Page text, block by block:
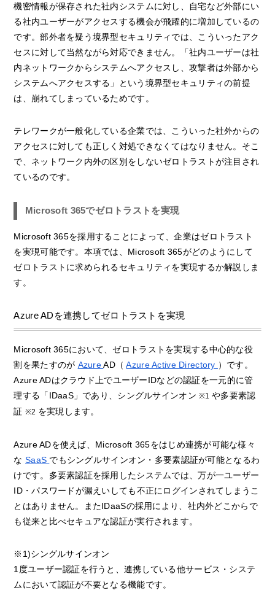
機密情報が保存された社内システムに対し、自宅など外部にい
る社内ユーザーがアクセスする機会が飛躍的に増加しているの
です。部外者を疑う境界型セキュリティでは、こういったアク
セスに対して当然ながら対応できません。「社内ユーザーは社
内ネットワークからシステムへアクセスし、攻撃者は外部から
システムへアクセスする」という境界型セキュリティの前提
は、崩れてしまっているためです。
テレワークが一般化している企業では、こういった社外からの
アクセスに対しても正しく対処できなくてはなりません。そこ
で、ネットワーク内外の区別をしないゼロトラストが注目され
ているのです。
Microsoft 365でゼロトラストを実現
Microsoft 365を採用することによって、企業はゼロトラスト
を実現可能です。本項では、Microsoft 365がどのようにして
ゼロトラストに求められるセキュリティを実現するか解説しま
す。
Azure ADを連携してゼロトラストを実現
Microsoft 365において、ゼロトラストを実現する中心的な役
割を果たすのが AzureAD（Azure Active Directory ）です。
Azure ADはクラウド上でユーザーIDなどの認証を一元的に管
理する「IDaaS」であり、シングルサインオン※1 や多要素認
証 ※2 を実現します。
Azure ADを使えば、Microsoft 365をはじめ連携が可能な様々
な SaaS でもシングルサインオン・多要素認証が可能となるわ
けです。多要素認証を採用したシステムでは、万が一ユーザー
ID・パスワードが漏えいしても不正にログインされてしまうこ
とはありません。またIDaaSの採用により、社内外どこからで
も従来と比べセキュアな認証が実行されます。
※1)シングルサインオン
1度ユーザー認証を行うと、連携している他サービス・システ
ムにおいて認証が不要となる機能です。